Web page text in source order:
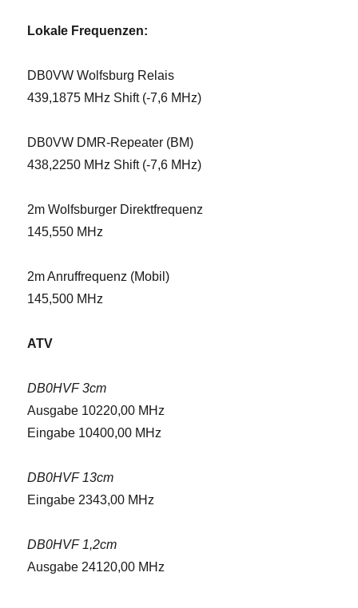
Lokale Frequenzen:
DB0VW Wolfsburg Relais
439,1875 MHz Shift (-7,6 MHz)
DB0VW DMR-Repeater (BM)
438,2250 MHz Shift (-7,6 MHz)
2m Wolfsburger Direktfrequenz
145,550 MHz
2m Anruffrequenz (Mobil)
145,500 MHz
ATV
DB0HVF 3cm
Ausgabe 10220,00 MHz
Eingabe 10400,00 MHz
DB0HVF 13cm
Eingabe 2343,00 MHz
DB0HVF 1,2cm
Ausgabe 24120,00 MHz